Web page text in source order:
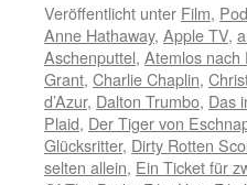
Veröffentlicht unter Film,
Anne Hathaway, Apple TV,
Aschenputtel, Atemlos nach
Grant, Charlie Chaplin,
d’Azur, Dalton Trumbo, Das
Plaid, Der Tiger von
Glücksritter, Dirty Rotten
selten allein, Ein Ticket für